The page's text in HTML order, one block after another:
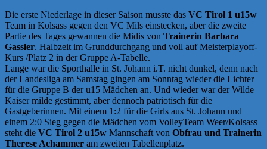
Die erste Niederlage in dieser Saison musste das VC Tirol 1 u15w
Team in Kolsass gegen den VC Mils einstecken, aber die zweite
Partie des Tages gewannen die Midis von Trainerin Barbara
Gassler. Halbzeit im Grunddurchgang und voll auf Meisterplayoff-
Kurs /Platz 2 in der Gruppe A-Tabelle.
Lange war die Sporthalle in St. Johann i.T. nicht dunkel, denn nach
der Landesliga am Samstag gingen am Sonntag wieder die Lichter
für die Gruppe B der u15 Mädchen an. Und wieder war der Wilde
Kaiser milde gestimmt, aber dennoch patriotisch für die
Gastgeberinnen. Mit einem 1:2 für die Girls aus St. Johann und
einem 2:0 Sieg gegen die Mädchen vom VolleyTeam Weer/Kolsass
steht die VC Tirol 2 u15w Mannschaft von Obfrau und Trainerin
Therese Achammer am zweiten Tabellenplatz.